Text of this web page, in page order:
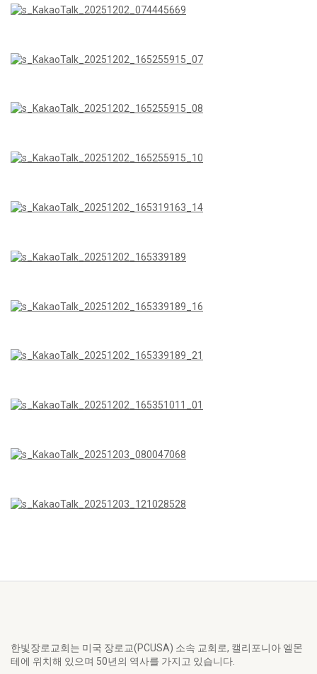
한빛장로교회는 미국 장로교(PCUSA) 소속 교회로, 캘리포니아 엘몬
테에 위치해 있으며 50년의 역사를 가지고 있습니다.